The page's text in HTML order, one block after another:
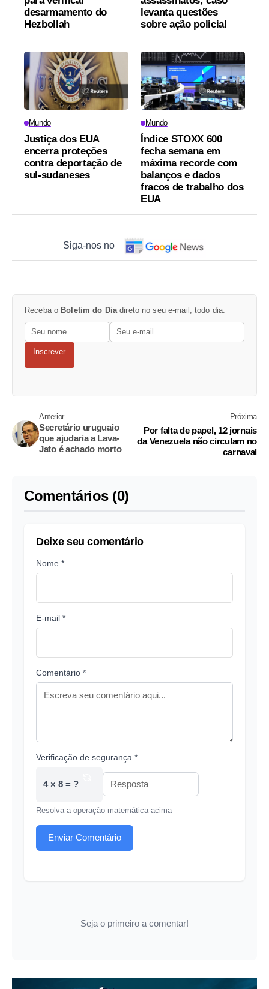
desarmamento do
Hezbollah
levanta questões
sobre ação policial
Mundo
Justiça dos EUA
encerra proteções
contra deportação de
sul-sudaneses
Mundo
Índice STOXX 600
fecha semana em
máxima recorde com
balanços e dados
fracos de trabalho dos
EUA
Siga-nos no
Receba o Boletim do Diadireto no seu e-mail, todo dia.
Inscrever
Anterior
Secretário uruguaio
que ajudaria a Lava-
Jato é achado morto
Próxima
Por falta de papel, 12 jornais
da Venezuela não circulam no
carnaval
Comentários (0)
Deixe seu comentário
Nome *
E-mail *
Comentário *
Verificação de segurança *
4 × 8 = ?
Resolva a operação matemática acima
Enviar Comentário
Seja o primeiro a comentar!